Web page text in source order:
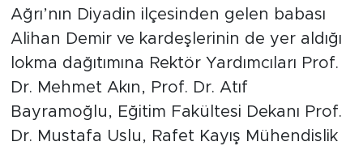
Ağrı’nın Diyadin ilçesinden gelen babası
Alihan Demir ve kardeşlerinin de yer aldığı
lokma dağıtımına Rektör Yardımcıları Prof.
Dr. Mehmet Akın, Prof. Dr. Atıf
Bayramoğlu, Eğitim Fakültesi Dekanı Prof.
Dr. Mustafa Uslu, Rafet Kayış Mühendislik